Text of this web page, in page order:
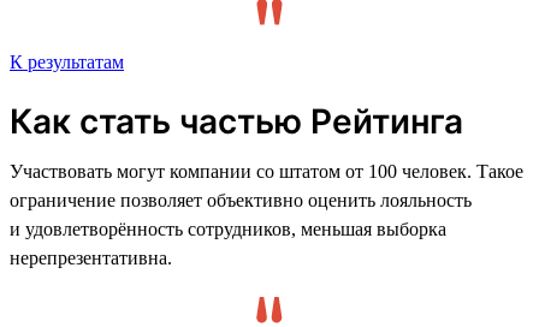
К результатам
Как стать частью Рейтинга
Участвовать могут компании со штатом от 100 человек. Такое
ограничение позволяет объективно оценить лояльность
и удовлетворённость сотрудников, меньшая выборка
нерепрезентативна.